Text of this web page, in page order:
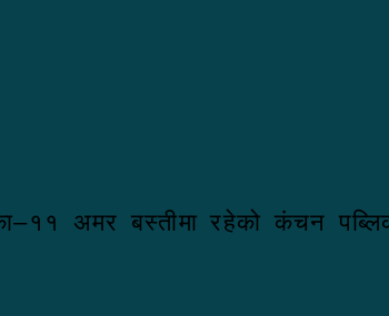
अमर बस्तीमा रहेको कंचन